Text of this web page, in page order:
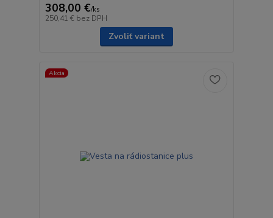
308,00 €/ks
250,41 € bez DPH
Zvoliť variant
Akcia